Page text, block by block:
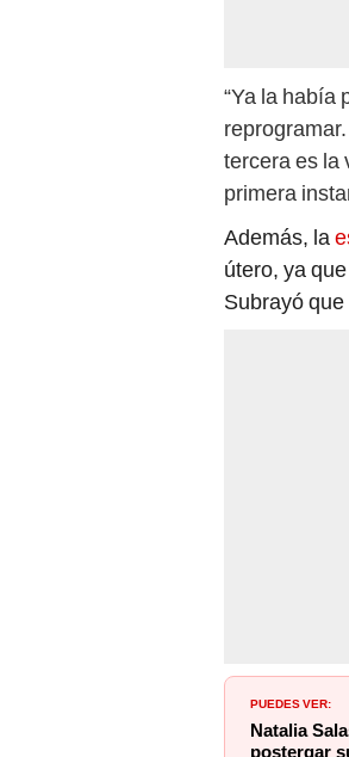
“Ya la había
tercera es la
primera
Además, la
útero, ya
Subrayó
PUEDES VER:
Natalia
postergar